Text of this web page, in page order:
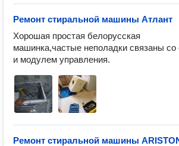
Ремонт стиральной машины Атлант
Хорошая простая белорусская
машинка,частые неполадки связаны со
и модулем управления.
Ремонт стиральной машины